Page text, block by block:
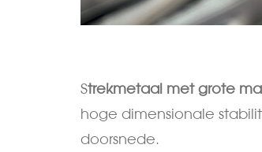
Strekmetaal met grote
hoge dimensionale
doorsnede.